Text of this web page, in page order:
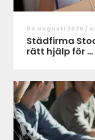
04 augusti 2026 /
Städfirma
rätt hjälp för ...